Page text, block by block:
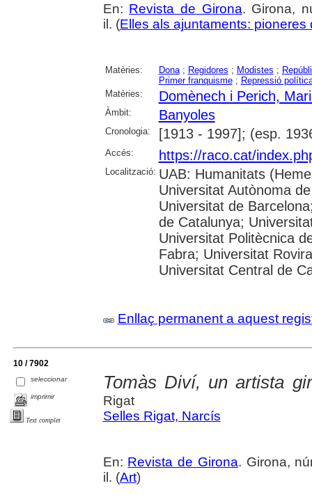
En: Revista de Girona. Girona,
il. (Elles als ajuntaments: pioneres
Matèries: Dona; Regidores ; Modistes ;
Primer franquisme; Repressió
Matèries:
Domènech i Perich,
Àmbit: Banyoles
Cronologia: [1913 - 1997]; (esp.
Accés: https://raco.cat/
Localització: UAB: Humanitats
Universitat Autònoma
Universitat de
de Catalunya;
Universitat Politècnica
Fabra; Universitat
Universitat Central de
Enllaç permanent a aquest
10 / 7902
seleccionar
imprimir
Text complet
Tomàs Diví, un artista
Rigat
Selles Rigat, Narcís
En: Revista de Girona. Girona,
il. (Art)